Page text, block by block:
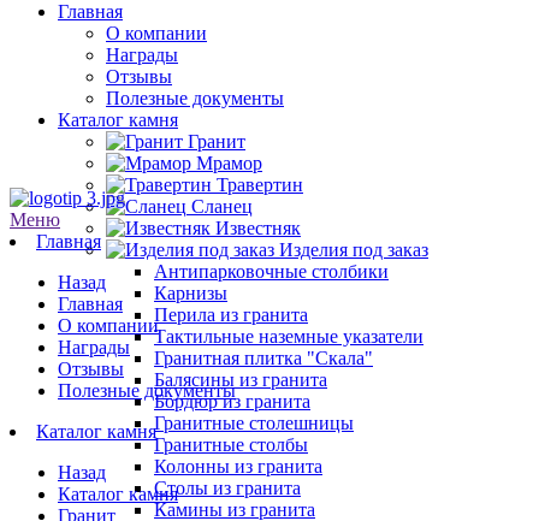
Главная
О компании
Награды
Отзывы
Полезные документы
Каталог камня
Гранит
Мрамор
Травертин
Сланец
Известняк
Изделия под заказ
Антипарковочные столбики
Карнизы
Перила из гранита
Тактильные наземные указатели
Гранитная плитка "Скала"
Балясины из гранита
Бордюр из гранита
Гранитные столешницы
Гранитные столбы
Колонны из гранита
Столы из гранита
Камины из гранита
Меню
Главная
Назад
Главная
О компании
Награды
Отзывы
Полезные документы
Каталог камня
Назад
Каталог камня
Гранит